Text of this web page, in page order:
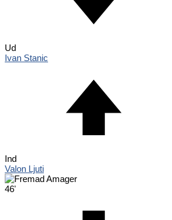
Ud
Ivan Stanic
Ind
Valon Ljuti
46'